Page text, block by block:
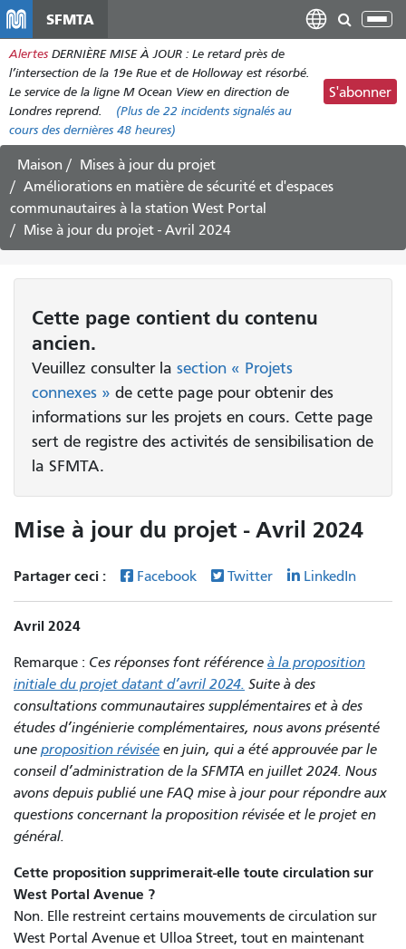
contenu
principal
SFMTA
Alertes DERNIÈRE MISE À JOUR : Le retard près de
l’intersection de la 19e Rue et de Holloway est résorbé.
Le service de la ligne M Ocean View en direction de
Londres reprend.
(Plus de 22 incidents signalés au
cours des dernières 48 heures)
S'abonner
Maison
Mises à jour du projet
Améliorations en matière de sécurité et d'espaces
communautaires à la station West Portal
Mise à jour du projet - Avril 2024
Cette page contient du contenu
ancien.
Veuillez consulter la section « Projets
connexes » de cette page pour obtenir des
informations sur les projets en cours. Cette page
sert de registre des activités de sensibilisation de
la SFMTA.
Mise à jour du projet - Avril 2024
Partager ceci : Facebook Twitter LinkedIn
Avril 2024
Remarque : Ces réponses font référence à la proposition
initiale du projet datant d’avril 2024. Suite à des
consultations communautaires supplémentaires et à des
études d’ingénierie complémentaires, nous avons présenté
une proposition révisée en juin, qui a été approuvée par le
conseil d’administration de la SFMTA en juillet 2024. Nous
avons depuis publié une FAQ mise à jour pour répondre aux
questions concernant la proposition révisée et le projet en
général.
Cette proposition supprimerait-elle toute circulation sur
West Portal Avenue ?
Non. Elle restreint certains mouvements de circulation sur
West Portal Avenue et Ulloa Street, tout en maintenant